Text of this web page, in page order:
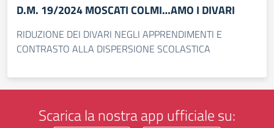
D.M. 19/2024 MOSCATI COLMI…AMO I DIVARI
RIDUZIONE DEI DIVARI NEGLI APPRENDIMENTI E
CONTRASTO ALLA DISPERSIONE SCOLASTICA
Scarica la nostra app ufficiale su: